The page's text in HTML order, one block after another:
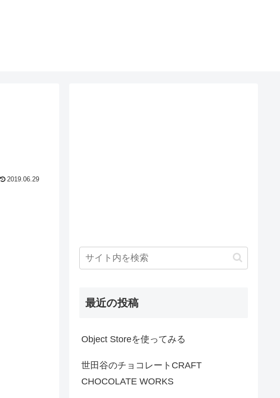
2019.06.29
最近の投稿
Object Storeを使ってみる
世田谷のチョコレートCRAFT
CHOCOLATE WORKS